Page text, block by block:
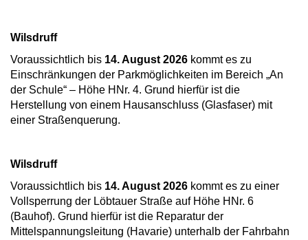
Wilsdruff
Voraussichtlich bis 14. August 2026 kommt es zu
Einschränkungen der Parkmöglichkeiten im Bereich „An
der Schule“ – Höhe HNr. 4. Grund hierfür ist die
Herstellung von einem Hausanschluss (Glasfaser) mit
einer Straßenquerung.
Wilsdruff
Voraussichtlich bis 14. August 2026 kommt es zu einer
Vollsperrung der Löbtauer Straße auf Höhe HNr. 6
(Bauhof). Grund hierfür ist die Reparatur der
Mittelspannungsleitung (Havarie) unterhalb der Fahrbahn